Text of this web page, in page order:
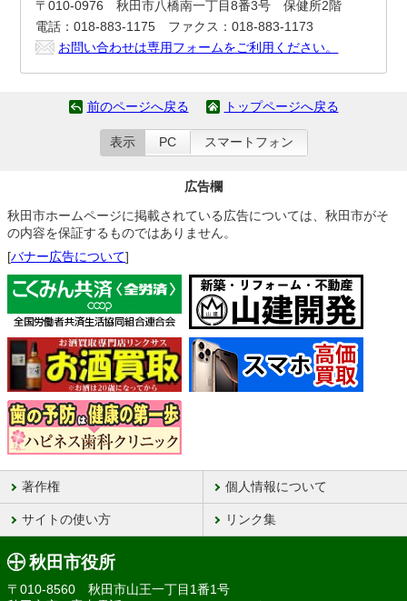
〒010-0976 秋田市八橋南一丁目8番3号 保健所2階
電話：018-883-1175 ファクス：018-883-1173
お問い合わせは専用フォームをご利用ください。
前のページへ戻る トップページへ戻る
表示 PC スマートフォン
広告欄
秋田市ホームページに掲載されている広告については、秋田市がそ
の内容を保証するものではありません。
[バナー広告について]
著作権 個人情報について
サイトの使い方 リンク集
秋田市役所
〒010-8560 秋田市山王一丁目1番1号